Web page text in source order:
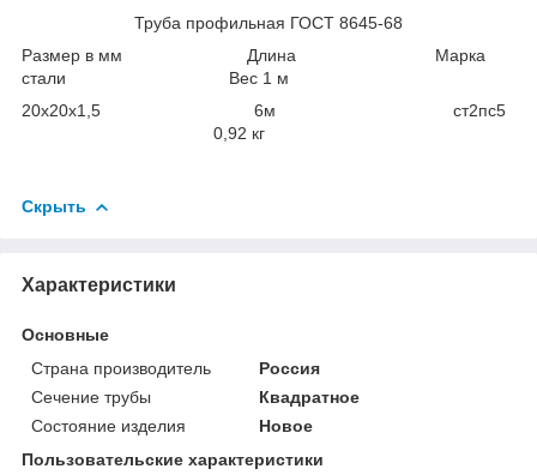
Труба профильная ГОСТ 8645-68
Размер в мм Длина Марка
стали Вес 1 м
20х20х1,5 6м ст2пс5
0,92 кг
Скрыть
Характеристики
Основные
Страна производитель
Россия
Сечение трубы
Квадратное
Состояние изделия
Новое
Пользовательские характеристики